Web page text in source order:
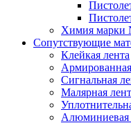
Химия марки
Сопутствующие
Клейкая лента
Сигнальная
Малярная
Алюминиевая